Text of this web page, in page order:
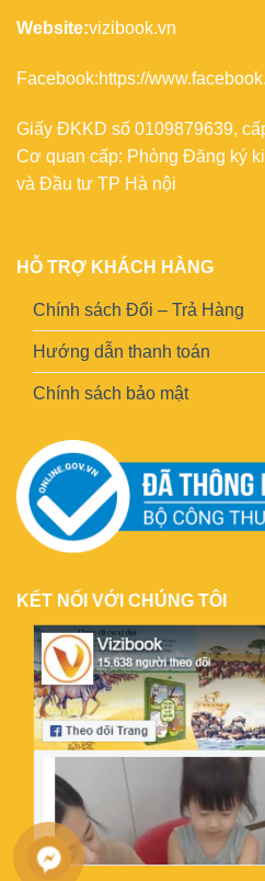
Website:vizibook.vn
Facebook:https://
Giấy ĐKKD số 0109879639,
Cơ quan cấp: Phòng Đăng ký
và Đầu tư TP Hà nội
HỖ TRỢ KHÁCH HÀNG
Chính sách Đổi – Trả Hàng
Hướng dẫn thanh toán
Chính sách bảo mật
KẾT NỐI VỚI CHÚNG TÔI